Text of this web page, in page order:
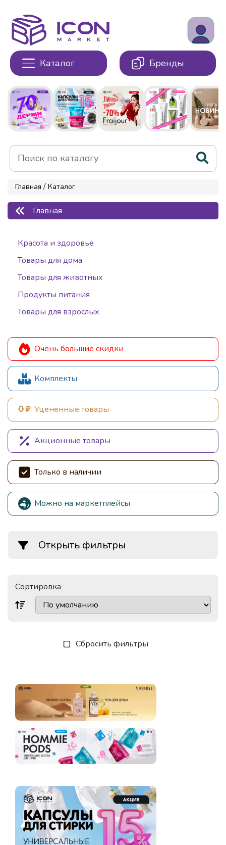
Каталог Бренды
Главная / Каталог
Главная
Красота и здоровье
Товары для дома
Товары для животных
Продукты питания
Товары для взрослых
Очень большие скидки
Комплекты
Уцененные товары
Акционные товары
Только в наличии
Можно на маркетплейсы
Открыть фильтры
Сортировка
Сбросить фильтры